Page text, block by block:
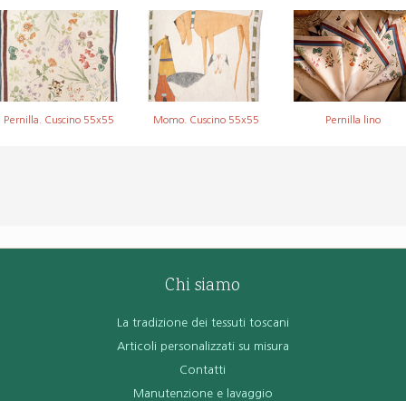
Pernilla. Cuscino 55x55 Momo. Cuscino 55x55 Pernilla lino
Chi siamo
La tradizione dei tessuti toscani
Articoli personalizzati su misura
Contatti
Manutenzione e lavaggio